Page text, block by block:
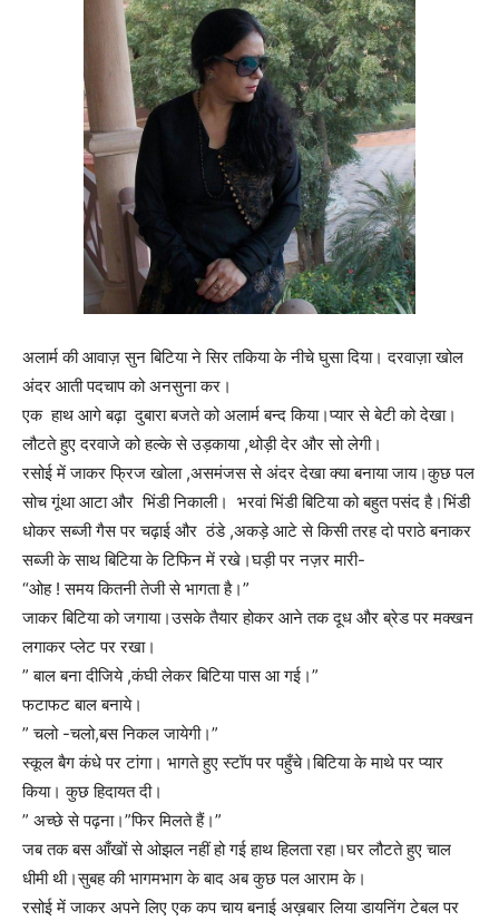
अलार्म की आवाज़ सुन बिटिया ने सिर तकिया के नीचे घुसा दिया। दरवाज़ा खोल
अंदर आती पदचाप को अनसुना कर।
एक हाथ आगे बढ़ा दुबारा बजते को अलार्म बन्द किया।प्यार से बेटी को देखा।
लौटते हुए दरवाजे को हल्के से उड़काया ,थोड़ी देर और सो लेगी।
रसोई में जाकर फ्रिज खोला ,असमंजस से अंदर देखा क्या बनाया जाय।कुछ पल
सोच गूंथा आटा और भिंडी निकाली। भरवां भिंडी बिटिया को बहुत पसंद है।भिंडी
धोकर सब्जी गैस पर चढ़ाई और ठंडे ,अकड़े आटे से किसी तरह दो पराठे बनाकर
सब्जी के साथ बिटिया के टिफिन में रखे।घड़ी पर नज़र मारी-
“ओह ! समय कितनी तेजी से भागता है।”
जाकर बिटिया को जगाया।उसके तैयार होकर आने तक दूध और ब्रेड पर मक्खन
लगाकर प्लेट पर रखा।
” बाल बना दीजिये ,कंघी लेकर बिटिया पास आ गई।”
फटाफट बाल बनाये।
” चलो -चलो,बस निकल जायेगी।”
स्कूल बैग कंधे पर टांगा। भागते हुए स्टॉप पर पहुँचे।बिटिया के माथे पर प्यार
किया। कुछ हिदायत दी।
” अच्छे से पढ़ना।”फिर मिलते हैं।”
जब तक बस आँखों से ओझल नहीं हो गई हाथ हिलता रहा।घर लौटते हुए चाल
धीमी थी।सुबह की भागमभाग के बाद अब कुछ पल आराम के।
रसोई में जाकर अपने लिए एक कप चाय बनाई अख़बार लिया डायनिंग टेबल पर